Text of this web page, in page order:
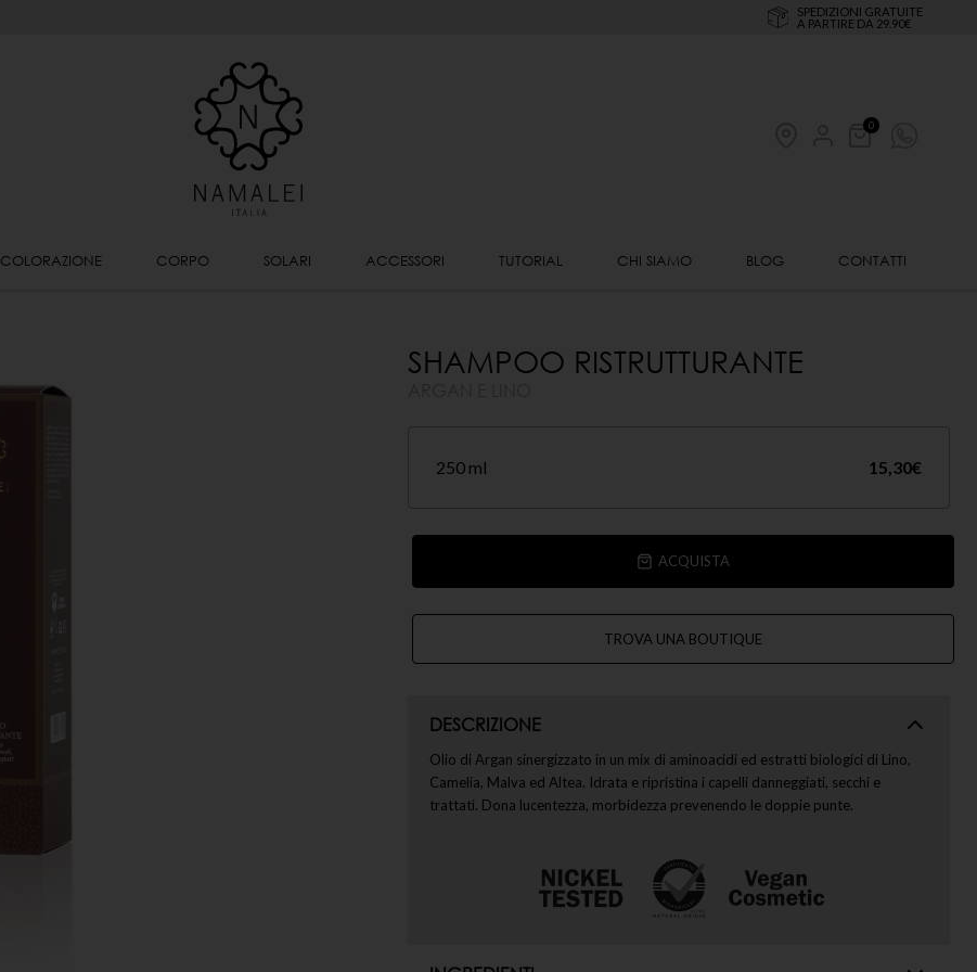
SPEDIZIONI GRATUITE
A PARTIRE DA 29.90€
0
COLORAZIONE CORPO SOLARI ACCESSORI TUTORIAL CHI SIAMO BLOG CONTATTI
SHAMPOO RISTRUTTURANTE
250 ml 15,30€
ACQUISTA
TROVA UNA BOUTIQUE
DESCRIZIONE
Olio di Argan sinergizzato in un mix di aminoacidi ed estratti biologici di Lino,
Camelia, Malva ed Altea. Idrata e ripristina i capelli danneggiati, secchi e
trattati. Dona lucentezza, morbidezza prevenendo le doppie punte.